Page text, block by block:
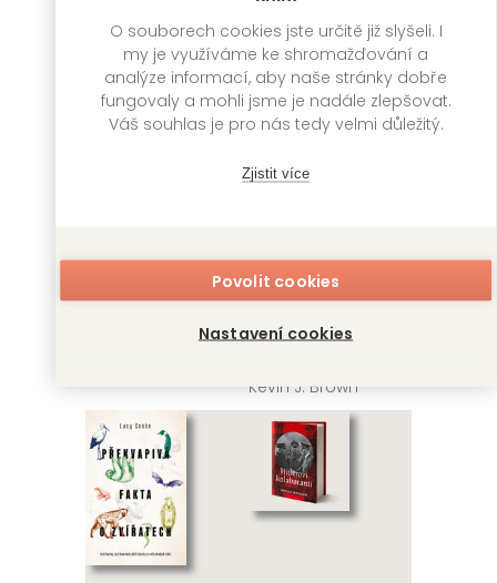
O souborech cookies jste určitě již slyšeli. I
my je využíváme ke shromažďování a
analýze informací, aby naše stránky dobře
fungovaly a mohli jsme je nadále zlepšovat.
Váš souhlas je pro nás tedy velmi důležitý.
Zjistit více
Povolit cookies
Nastavení cookies
Jonathan J. Moore
Jonathan J. Moore
Hitlerova smrt
Cesta časem na
Kevin J. Brown